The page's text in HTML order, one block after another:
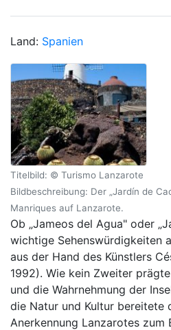
Land: Spanien
Titelbild: © Turismo Lanzarote
Bildbeschreibung: Der „Jardín de
Manriques auf Lanzarote.
Ob „Jameos del Agua" oder
wichtige Sehenswürdigkeiten
aus der Hand des Künstlers
1992). Wie kein Zweiter
und die Wahrnehmung der
die Natur und Kultur bereitete
Anerkennung Lanzarotes zum